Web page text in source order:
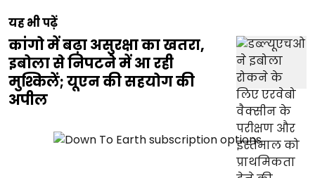
यह भी पढ़ें
कांगो में बढ़ा असुरक्षा का खतरा,
इबोला से निपटने में आ रही
मुश्किलें; यूएन की सहयोग की
अपील